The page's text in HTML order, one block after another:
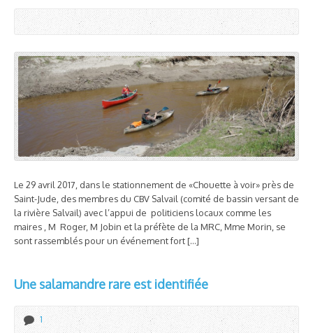
Le 29 avril 2017, dans le stationnement de «Chouette à voir» près de
Saint-Jude, des membres du CBV Salvail (comité de bassin versant de
la rivière Salvail) avec l’appui de politiciens locaux comme les
maires , M Roger, M Jobin et la préfète de la MRC, Mme Morin, se
sont rassemblés pour un événement fort […]
Une salamandre rare est identifiée
1